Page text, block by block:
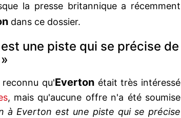
la presse britannique a récemment
dans ce dossier.
une piste qui se précise de
reconnu qu'Everton était très intéressé
, mais qu'aucune offre n'a été soumise
à Everton est une piste qui se précise